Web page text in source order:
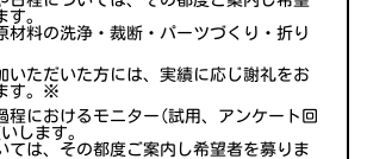
す。
材料の洗浄・裁断・パーツづくり・折り
いただいた方には、実績に応じ謝礼をお
す。※
程におけるモニター(試用、アンケート回
します。
ては、その都度ご案内し希望者を募りま